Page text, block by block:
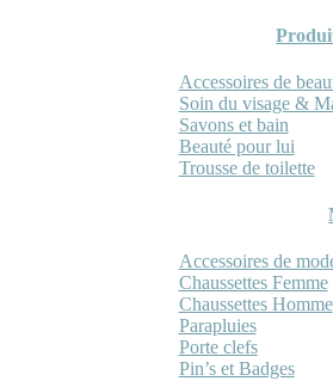
Accessoires de
Soin du visage &
Savons et bain
Beauté pour lui
Trousse de toilette
Accessoires de
Chaussettes Femme
Chaussettes Homme
Parapluies
Porte clefs
Pin’s et Badges